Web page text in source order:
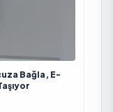
Bağla, E-